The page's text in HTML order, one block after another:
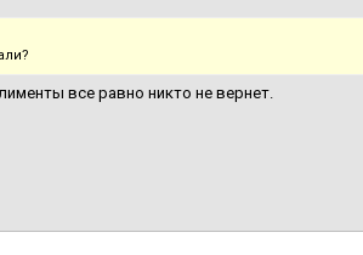
все равно никто не вернет.